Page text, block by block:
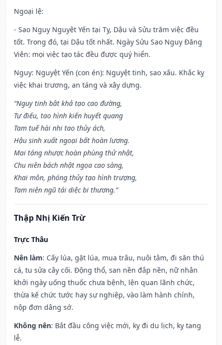
Ngoại lệ:
- Sao Nguy Nguyệt Yến tại Tỵ, Dậu và Sửu trăm việc đều
tốt. Trong đó, tại Dậu tốt nhất. Ngày Sửu Sao Nguy Đăng
Viên: mọi việc tạo tác đều được quý hiển.
Nguy: Nguyệt Yến (con én): Nguyệt tinh, sao xấu. Khắc kỵ
việc khai trương, an táng và xây dựng.
“Nguy tinh bât khả tạo cao đường,
Tự điếu, tao hình kiến huyết quang
Tam tuế hài nhi tao thủy ách,
Hậu sinh xuất ngoại bất hoàn lương.
Mai táng nhược hoàn phùng thử nhật,
Chu niên bách nhật ngọa cao sàng,
Khai môn, phóng thủy tạo hình trượng,
Tam niên ngũ tái diệc bi thương.”
Thập Nhị Kiến Trừ
Trực Thâu
Nên làm: Cấy lúa, gặt lúa, mua trâu, nuôi tằm, đi săn thú
cá, tu sửa cây cối. Động thổ, san nền đắp nền, nữ nhân
khởi ngày uống thuốc chưa bệnh, lên quan lãnh chức,
thừa kế chức tước hay sự nghiệp, vào làm hành chính,
nộp đơn dâng sớ.
Không nên: Bắt đầu công việc mới, kỵ đi du lịch, kỵ tang
lễ.